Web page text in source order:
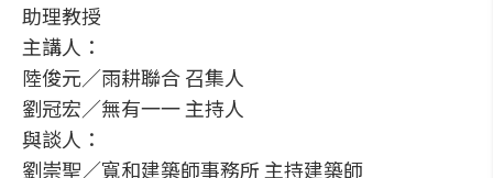
助理教授
主講人：
陸俊元／雨耕聯合 召集人
劉冠宏／無有一一 主持人
與談人：
劉崇聖／寬和建築師事務所 主持建築師